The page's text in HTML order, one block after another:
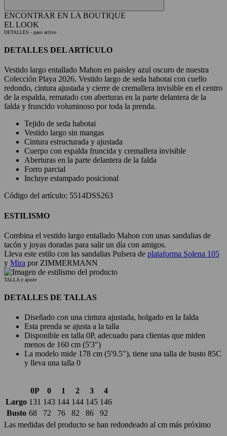
ENCONTRAR EN LA BOUTIQUE
EL LOOK
DETALLES - paso activo
DETALLES DEL ARTÍCULO
Vestido largo entallado Mahon en paisley azul oscuro de nuestra
Colección Playa 2026. Vestido largo de seda habotai con cuello
redondo, cintura ajustada y cierre de cremallera invisible en el centro
de la espalda, rematado con aberturas en la parte delantera de la
falda y fruncido voluminoso por toda la prenda.
Tejido de seda habotai
Vestido largo sin mangas
Cintura estructurada y ajustada
Cuerpo con espalda fruncida y cremallera invisible
Aberturas en la parte delantera de la falda
Forro parcial
Incluye estampado posicional
Código del artículo: 5514DSS263
ESTILISMO
Combina el vestido largo entallado Mahon con unas sandalias de
tacón y joyas doradas para salir un día con amigos.
Lleva este estilo con las sandalias Pulsera de plataforma Solena 105
y Mira por ZIMMERMANN
TALLA y ajuste
DETALLES DE TALLAS
Diseñado con una cintura ajustada, holgado en la falda
Esta prenda se ajusta a la talla
Disponible en talla 0P, adecuado para clientas que miden
menos de 160 cm (5'3")
La modelo mide 178 cm (5'9.5"), tiene una talla de busto 85C
y lleva una talla 0
0P 0 1 2 3
4
Largo 131 143 144 144 145 146
Busto 68 72 76 82 86
92
Las medidas del producto se han redondeado al cm más próximo